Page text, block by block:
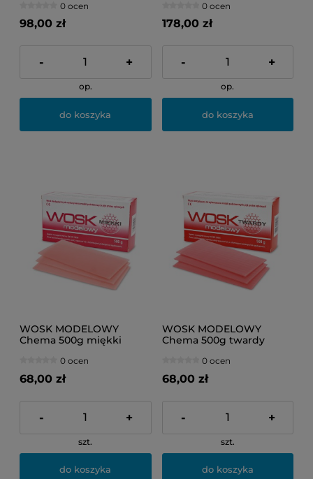
0 ocen
98,00 zł
- +
op.
do koszyka
0 ocen
178,00 zł
- +
op.
do koszyka
WOSK MODELOWY
Chema 500g miękki
0 ocen
68,00 zł
- +
szt.
do koszyka
WOSK MODELOWY
Chema 500g twardy
0 ocen
68,00 zł
- +
szt.
do koszyka